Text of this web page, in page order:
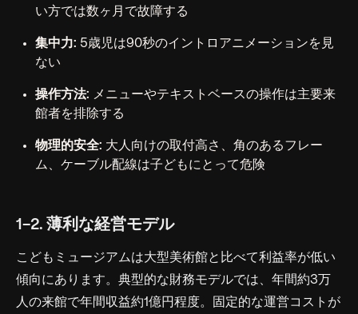
い方では数ヶ月で故障する
集中力: 5歳児は90秒のイントロアニメーションを見
ない
操作方法: メニューやテキストベースの操作は主要来
館者を排除する
物理的安全: 大人向けの取付高さ、角のあるフレー
ム、ケーブル配線は子どもにとって危険
1-2. 薄利な経営モデル
こどもミュージアムは大型美術館と比べて利益率が低い
傾向にあります。典型的な財務モデルでは、年間約3万
人の来館で年間収益約1億円程度。固定的な運営コストが